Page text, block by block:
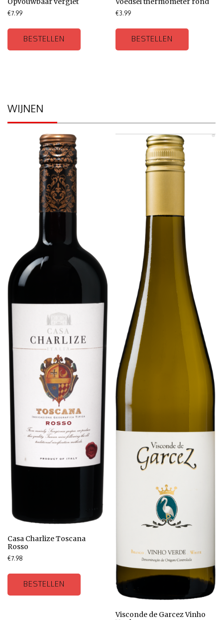
€7.99
BESTELLEN
€3.99
BESTELLEN
WIJNEN
Casa Charlize Toscana
Rosso
€7.98
BESTELLEN
Visconde de Garcez Vinho